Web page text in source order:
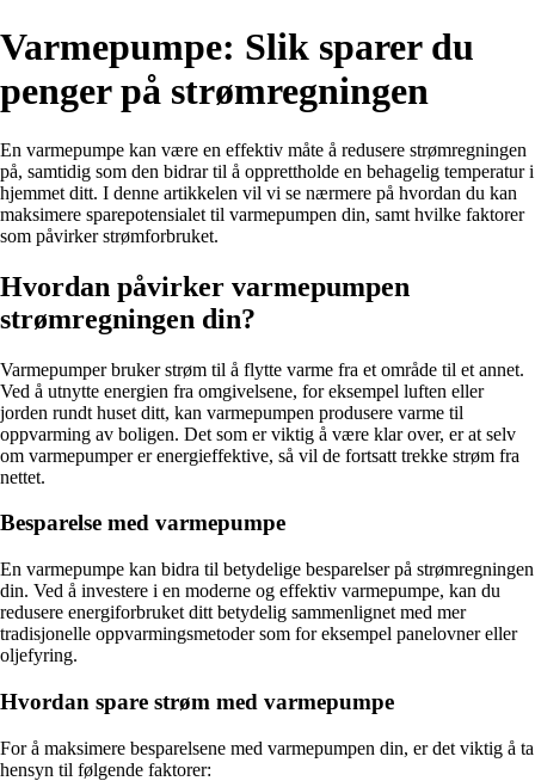
Varmepumpe: Slik sparer du
penger på strømregningen
En varmepumpe kan være en effektiv måte å redusere strømregningen
på, samtidig som den bidrar til å opprettholde en behagelig temperatur i
hjemmet ditt. I denne artikkelen vil vi se nærmere på hvordan du kan
maksimere sparepotensialet til varmepumpen din, samt hvilke faktorer
som påvirker strømforbruket.
Hvordan påvirker varmepumpen
strømregningen din?
Varmepumper bruker strøm til å flytte varme fra et område til et annet.
Ved å utnytte energien fra omgivelsene, for eksempel luften eller
jorden rundt huset ditt, kan varmepumpen produsere varme til
oppvarming av boligen. Det som er viktig å være klar over, er at selv
om varmepumper er energieffektive, så vil de fortsatt trekke strøm fra
nettet.
Besparelse med varmepumpe
En varmepumpe kan bidra til betydelige besparelser på strømregningen
din. Ved å investere i en moderne og effektiv varmepumpe, kan du
redusere energiforbruket ditt betydelig sammenlignet med mer
tradisjonelle oppvarmingsmetoder som for eksempel panelovner eller
oljefyring.
Hvordan spare strøm med varmepumpe
For å maksimere besparelsene med varmepumpen din, er det viktig å ta
hensyn til følgende faktorer: